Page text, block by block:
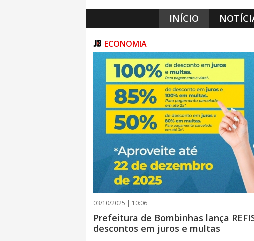
INÍCIO
ECONOMIA
03/10/2025 | 10:06
Prefeitura de Bombinhas lança
descontos em juros e multas